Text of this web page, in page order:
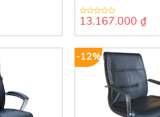
0
of
13.167.000 ₫
-12%